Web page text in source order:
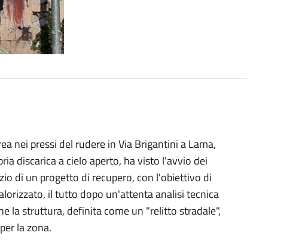
nei pressi del rudere in Via Brigantini a Lama,
discarica a cielo aperto, ha visto l'avvio dei
di un progetto di recupero, con l'obiettivo di
il tutto dopo un'attenta analisi tecnica
la struttura, definita come un "relitto stradale",
la zona.